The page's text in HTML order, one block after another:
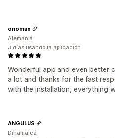
Wonderful app and even better
a lot and thanks for the fast
with the installation, everything
onomao
Alemania
3 días usando la aplicación
ANGULUS
Dinamarca